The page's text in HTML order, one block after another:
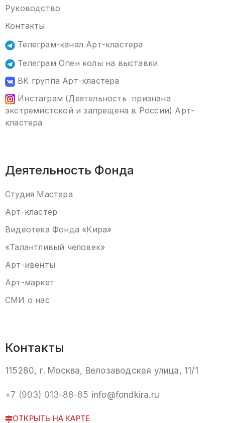
Руководство
Контакты
Телеграм-канал Арт-кластера
Телеграм Опен колы на выставки
ВК группа Арт-кластера
Инстаграм (Деятельность признана
экстремистской и запрещена в России) Арт-
кластера
Деятельность Фонда
Студия Мастера
Арт-кластер
Видеотека Фонда «Кира»
«Талантливый человек»
Арт-ивенты
Арт-маркет
СМИ о нас
Контакты
115280, г. Москва, Велозаводская улица, 11/1
+7 (903) 013-88-85 info@fondkira.ru
ОТКРЫТЬ НА КАРТЕ